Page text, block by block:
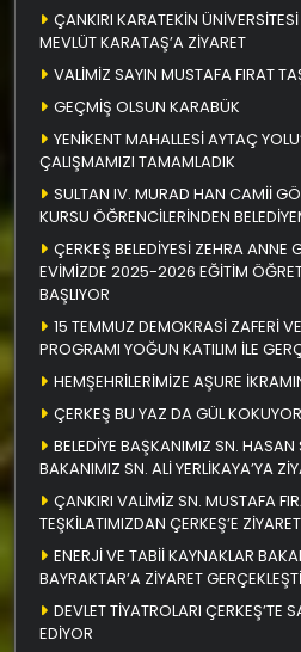
ÇANKIRI KARATEKİN
MEVLÜT KARATAŞ’A ZİYARET
VALİMİZ SAYIN MUSTAFA FIRAT
GEÇMİŞ OLSUN KARABÜK
YENİKENT MAHALLESİ AYTAÇ
ÇALIŞMAMIZI TAMAMLADIK
SULTAN IV. MURAD HAN CAMİİ
KURSU ÖĞRENCİLERİNDEN
ÇERKEŞ BELEDİYESİ ZEHRA
EVİMİZDE 2025-2026 EĞİTİM
BAŞLIYOR
15 TEMMUZ DEMOKRASİ ZAFERİ
PROGRAMI YOĞUN KATILIM İLE
HEMŞEHRİLERİMİZE AŞURE
ÇERKEŞ BU YAZ DA GÜL KOKUYOR
BELEDİYE BAŞKANIMIZ SN.
BAKANIMIZ SN. ALİ YERLİKAYA’YA
ÇANKIRI VALİMİZ SN. MUSTAFA
TEŞKİLATIMIZDAN ÇERKEŞ’E ZİYARET
ENERJİ VE TABİİ KAYNAKLAR
BAYRAKTAR’A ZİYARET
DEVLET TİYATROLARI ÇERKEŞ’TE
EDİYOR